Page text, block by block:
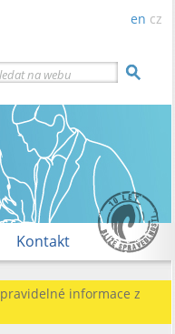
na webu
en cz
Kontakt
informace z